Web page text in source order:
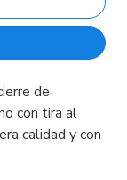
de
con tira al
calidad y con